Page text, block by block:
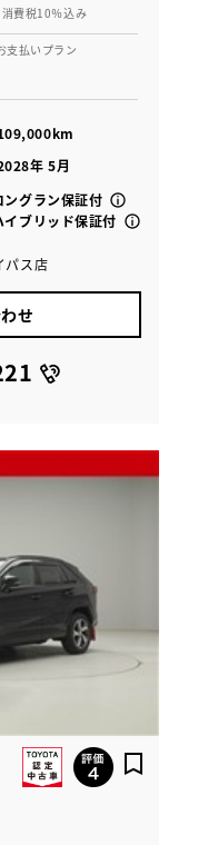
費税10％込み
払いプラン
年 5月
ングラン保証付
イブリッド保証付
パス店
せ